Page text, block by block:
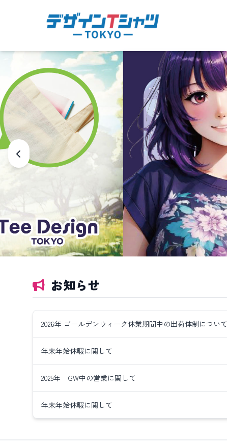
お知らせ
2026年 ゴールデンウィーク休業期間中の出荷体制について
年末年始休暇に関して
2025年 GW中の営業に関して
年末年始休暇に関して